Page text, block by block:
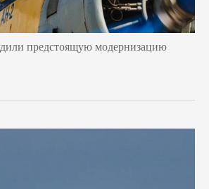
предстоящую модернизацию